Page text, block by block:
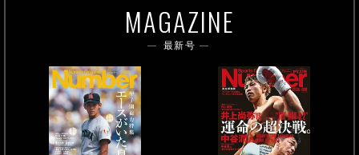
MAGAZINE
最新号